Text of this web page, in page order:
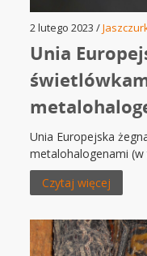
2 lutego 2023 /
Unia
Unia Europejska
metalohalogenami (w
Czytaj więcej